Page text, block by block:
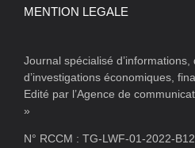
MENTION LEGALE
Journal spécialisé d’informations,
d’investigations économiques,
Edité par l’Agence de
»
N° RCCM : TG-LWF-01-2022-